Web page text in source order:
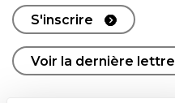
S'inscrire
Voir la dernière lettre